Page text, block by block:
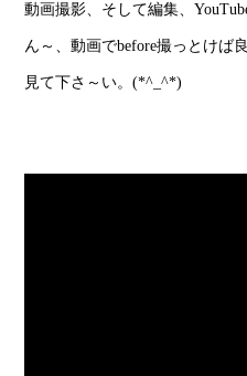
動画撮影、そして編集、
ん～、動画でbefore撮っとけば
見て下さ～い。(*^_^*)